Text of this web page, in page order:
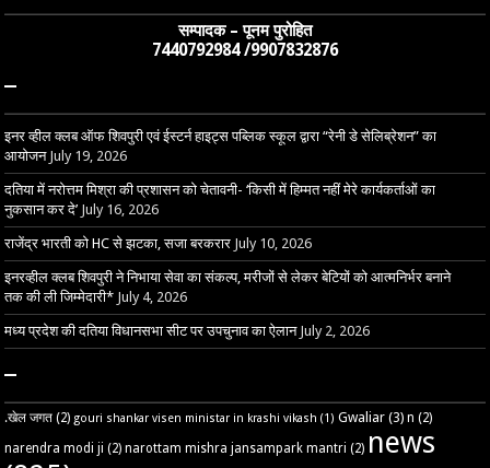
सम्पादक – पूनम पुरोहित
7440792984 /9907832876
–
इनर व्हील क्लब ऑफ शिवपुरी एवं ईस्टर्न हाइट्स पब्लिक स्कूल द्वारा “रेनी डे सेलिब्रेशन” का
आयोजन July 19, 2026
दतिया में नरोत्तम मिश्रा की प्रशासन को चेतावनी- ‘किसी में हिम्मत नहीं मेरे कार्यकर्ताओं का
नुकसान कर दे’ July 16, 2026
राजेंद्र भारती को HC से झटका, सजा बरकरार July 10, 2026
इनरव्हील क्लब शिवपुरी ने निभाया सेवा का संकल्प, मरीजों से लेकर बेटियों को आत्मनिर्भर बनाने
तक की ली जिम्मेदारी* July 4, 2026
मध्य प्रदेश की दतिया विधानसभा सीट पर उपचुनाव का ऐलान July 2, 2026
–
.खेल जगत (2) gouri shankar visen ministar in krashi vikash (1) Gwaliar (3) n (2)
narendra modi ji (2) narottam mishra jansampark mantri (2) news